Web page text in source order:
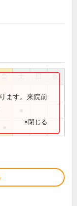
祝
●ます。来院前
×閉じる